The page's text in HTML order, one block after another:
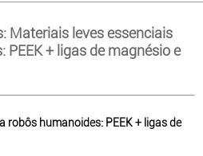
Materiais leves essenciais
+ ligas de magnésio e
robôs humanoides: PEEK + ligas de